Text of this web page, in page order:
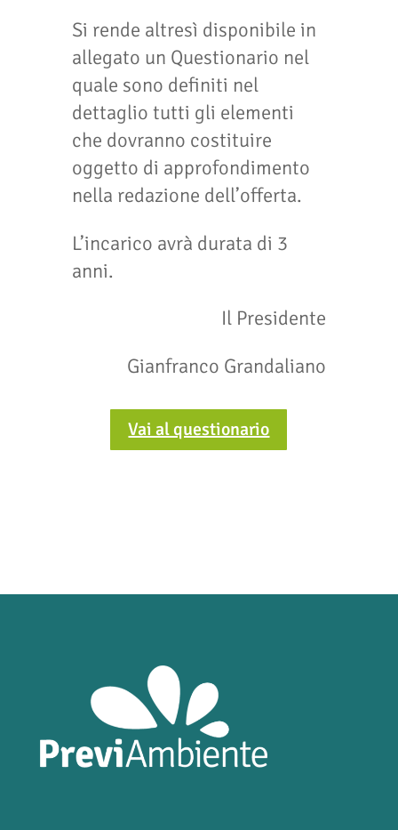
Si rende altresì disponibile in
allegato un Questionario nel
quale sono definiti nel
dettaglio tutti gli elementi
che dovranno costituire
oggetto di approfondimento
nella redazione dell’offerta.
L’incarico avrà durata di 3
anni.
Il Presidente
Gianfranco Grandaliano
Vai al questionario